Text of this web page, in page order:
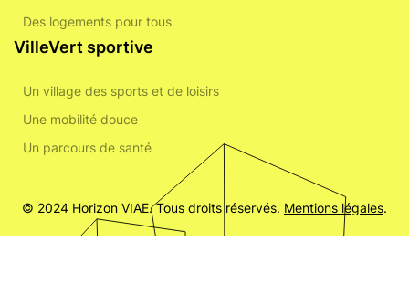
Des logements pour tous
VilleVert sportive
Un village des sports et de loisirs
Une mobilité douce
Un parcours de santé
© 2024 Horizon VIAE. Tous droits réservés. Mentions légales.